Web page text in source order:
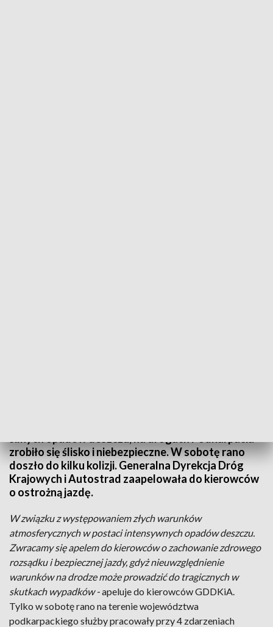
zrobiło się ślisko i niebezpieczne. W sobotę rano
doszło do kilku kolizji. Generalna Dyrekcja Dróg
Krajowych i Autostrad zaapelowała do kierowców
o ostrożną jazdę.
W związku z występowaniem złych warunków
atmosferycznych w postaci intensywnych opadów deszczu.
Zwracamy się apelem do kierowców o zachowanie zdrowego
rozsądku i bezpiecznej jazdy, gdyż nieuwzględnienie
warunków na drodze może prowadzić do tragicznych w
skutkach wypadków -apeluje do kierowców GDDKiA.
Tylko w sobotę rano na terenie województwa
podkarpackiego służby pracowały przy 4 zdarzeniach